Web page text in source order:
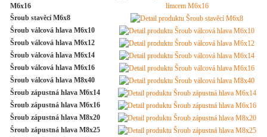
M6x16
Šroub stavěcí M6x8
Šroub válcová hlava M6x10
Šroub válcová hlava M6x12
Šroub válcová hlava M6x14
Šroub válcová hlava M6x16
Šroub válcová hlava M8x40
Šroub zápustná hlava M6x14
Šroub zápustná hlava M6x16
Šroub zápustná hlava M8x20
Šroub zápustná hlava M8x25